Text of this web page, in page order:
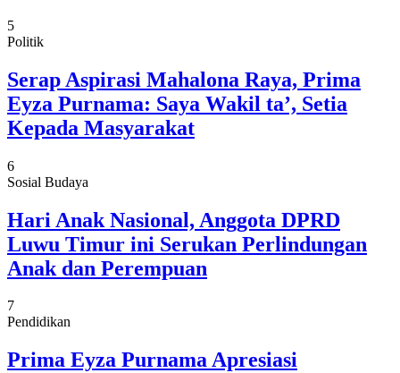
5
Politik
Serap Aspirasi Mahalona Raya, Prima
Eyza Purnama: Saya Wakil ta’, Setia
Kepada Masyarakat
6
Sosial Budaya
Hari Anak Nasional, Anggota DPRD
Luwu Timur ini Serukan Perlindungan
Anak dan Perempuan
7
Pendidikan
Prima Eyza Purnama Apresiasi